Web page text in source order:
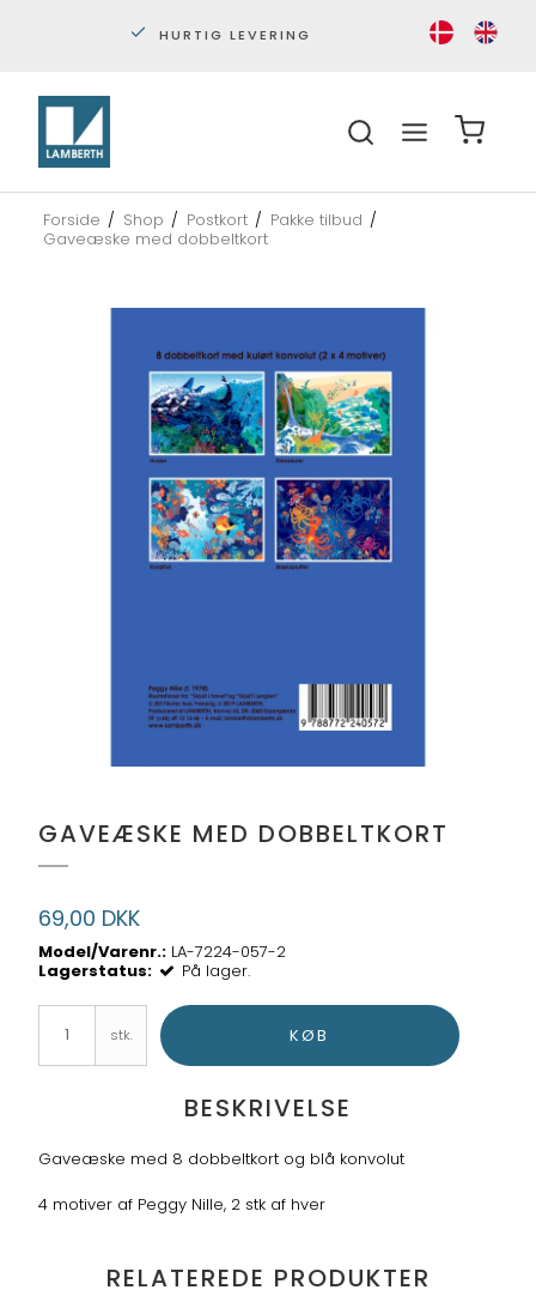
PERSONLIG KUNDESERVICE
Forside / Shop / Postkort / Pakke tilbud /
Gaveæske med dobbeltkort
GAVEÆSKE MED DOBBELTKORT
69,00 DKK
Model/Varenr.: LA-7224-057-2
Lagerstatus:
På lager.
stk. KØB
BESKRIVELSE
Gaveæske med 8 dobbeltkort og blå konvolut
4 motiver af Peggy Nille, 2 stk af hver
RELATEREDE PRODUKTER